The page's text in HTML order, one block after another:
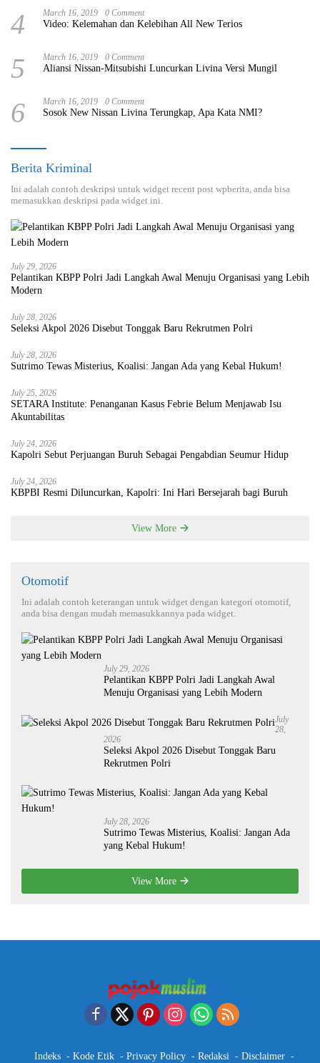
4 March 16, 2019 0 Comment
Video: Kelemahan dan Kelebihan All New Terios
5 March 16, 2019 0 Comment
Aliansi Nissan-Mitsubishi Luncurkan Livina Versi Mungil
6 March 16, 2019 0 Comment
Sosok New Nissan Livina Terungkap, Apa Kata NMI?
Berita Kriminal
Ini adalah contoh deskripsi untuk widget recent post wpberita, anda bisa
memasukkan deskripsi pada widget ini.
July 29, 2026
Pelantikan KBPP Polri Jadi Langkah Awal Menuju Organisasi yang Lebih
Modern
July 28, 2026
Seleksi Akpol 2026 Disebut Tonggak Baru Rekrutmen Polri
July 28, 2026
Sutrimo Tewas Misterius, Koalisi: Jangan Ada yang Kebal Hukum!
July 25, 2026
SETARA Institute: Penanganan Kasus Febrie Belum Menjawab Isu
Akuntabilitas
July 24, 2026
Kapolri Sebut Perjuangan Buruh Sebagai Pengabdian Seumur Hidup
July 24, 2026
KBPBI Resmi Diluncurkan, Kapolri: Ini Hari Bersejarah bagi Buruh
View More
Otomotif
Ini adalah contoh keterangan untuk widget dengan kategori otomotif,
anda bisa dengan mudah memasukkannya pada widget.
July 29, 2026
Pelantikan KBPP Polri Jadi Langkah Awal
Menuju Organisasi yang Lebih Modern
July
28,
2026
Seleksi Akpol 2026 Disebut Tonggak Baru
Rekrutmen Polri
July 28, 2026
Sutrimo Tewas Misterius, Koalisi: Jangan Ada
yang Kebal Hukum!
View More
Indeks Kode Etik Privacy Policy Redaksi
Disclaimer